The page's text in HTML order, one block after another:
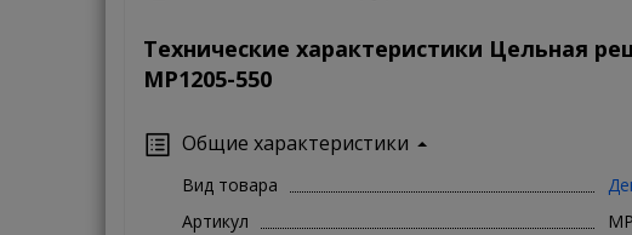
Технические характеристики Цельная
MP1205-550
Общие характеристики
Вид товара
Артикул